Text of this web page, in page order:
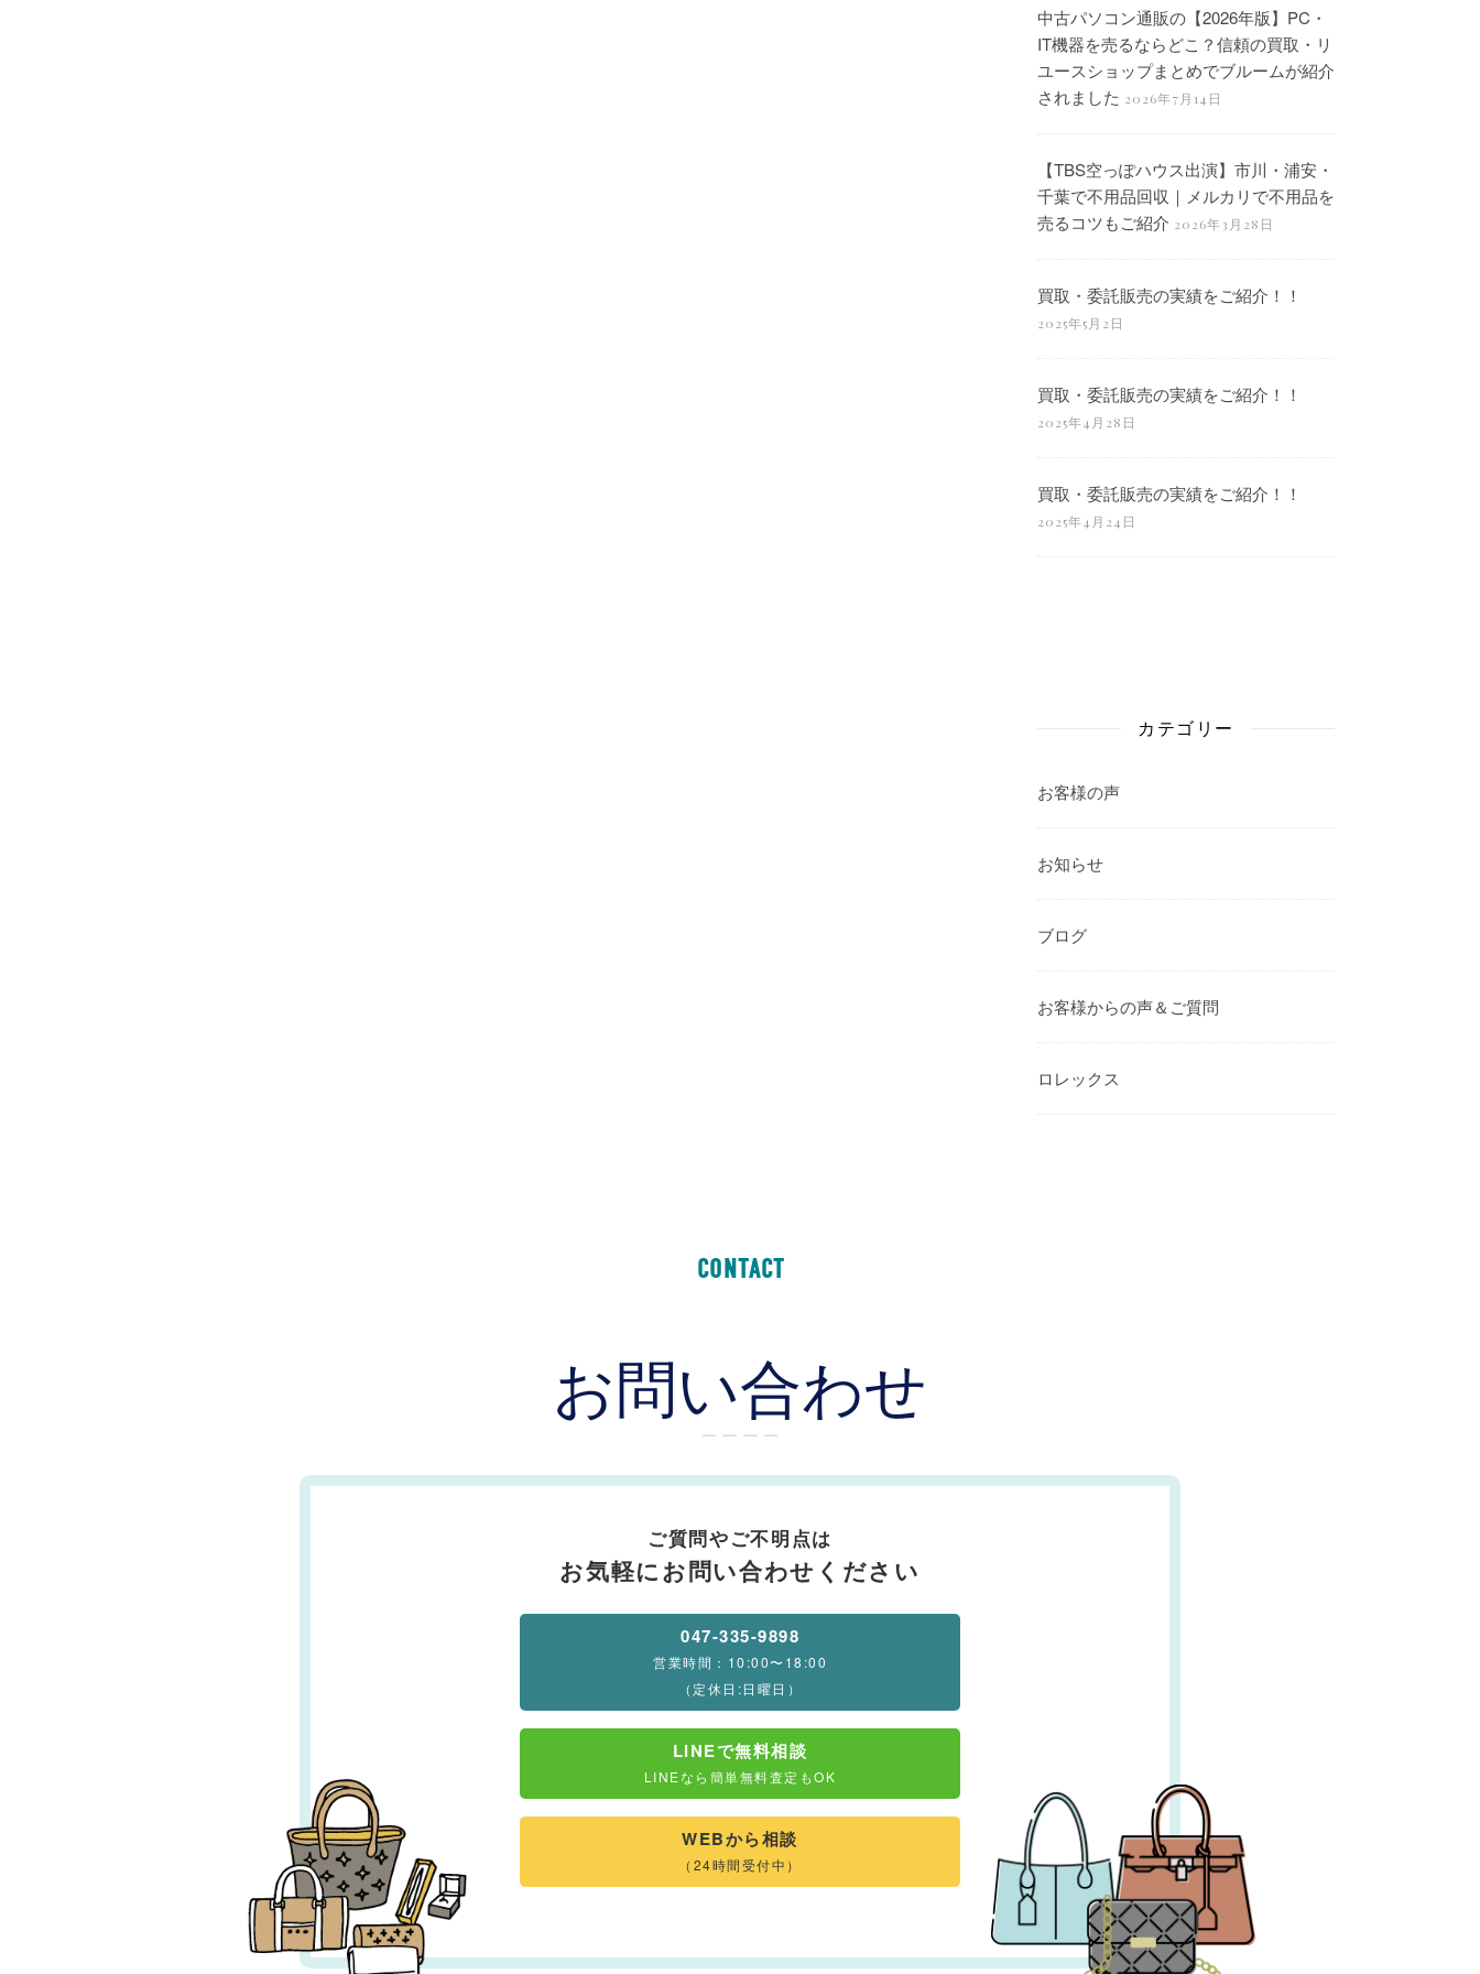
中古パソコン通販の【2026年版】PC・
IT機器を売るならどこ？信頼の買取・リ
ユースショップまとめでブルームが紹介
されました 2026年7月14日
【TBS空っぽハウス出演】市川・浦安・
千葉で不用品回収｜メルカリで不用品を
売るコツもご紹介 2026年3月28日
買取・委託販売の実績をご紹介！！
2025年5月2日
買取・委託販売の実績をご紹介！！
2025年4月28日
買取・委託販売の実績をご紹介！！
2025年4月24日
カテゴリー
お客様の声
お知らせ
ブログ
お客様からの声＆ご質問
ロレックス
CONTACT
お問い合わせ
ー ー ー ー
ご質問やご不明点は
お気軽にお問い合わせください
047-335-9898
営業時間：10:00〜18:00
（定休日:日曜日）
LINEで無料相談
LINEなら簡単無料査定もOK
WEBから相談
（24時間受付中）